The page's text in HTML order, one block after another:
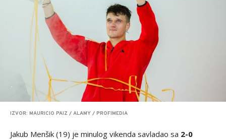
IZVOR: MAURICIO PAIZ / ALAMY / PROFIMEDIA
Jakub Menšik (19) je minulog vikenda savladao sa 2-0